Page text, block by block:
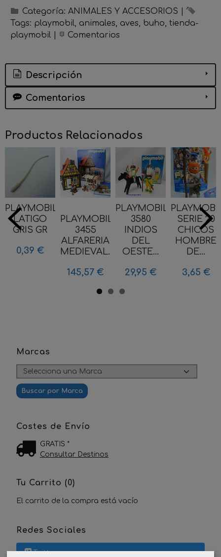
Marcas
Costes de Envío
GRATIS *
Consultar Destinos
Tu Carrito (0)
El carrito de la compra está vacío
Redes Sociales
Twitter
Categoría: ANIMALES Y ACCESORIOS
Tags: playmobil animales aves buho tienda-
playmobil
Comentarios
Descripción
Comentarios
Productos Relacionados
PLAYMOBIL
LATIGO
GRIS GR
0,39 €
PLAYMOBIL
3455
ALFARERIA
MEDIEVAL...
145,57 €
PLAYMOBIL
3580
INDIOS
DEL
OESTE...
29,95 €
SERIE 20
CHICOS
HOMBRE
DE...
3,65 €